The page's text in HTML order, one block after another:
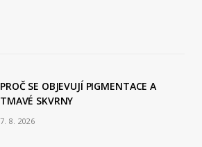
b
o
PROČ SE OBJEVUJÍ PIGMENTACE A
TMAVÉ SKVRNY
7. 8. 2026